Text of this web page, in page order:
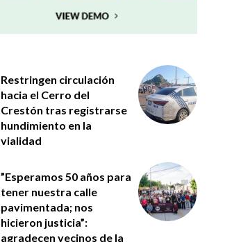
Restringen circulación
hacia el Cerro del
Crestón tras registrarse
hundimiento en la
vialidad
”Esperamos 50 años para
tener nuestra calle
pavimentada; nos
hicieron justicia”:
agradecen vecinos de la